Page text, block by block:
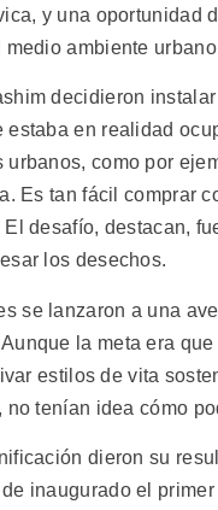
y una oportunidad
medio ambiente
decidieron
estaba en realidad
urbanos, como por
Es tan fácil comprar
desafío, destacan,
los desechos.
se lanzaron a una
la meta era
estilos de vita
no tenían idea cómo
dieron su
inaugurado el primer